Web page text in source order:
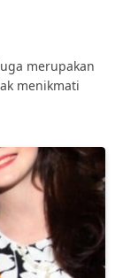
merupakan
menikmati